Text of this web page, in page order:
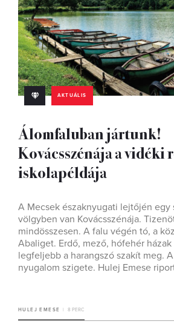
AKTUÁLIS
Álomfaluban jártunk!
Kovácsszénája a
iskolapéldája
A Mecsek északnyugati lejtőjén egy
völgyben van Kovácsszénája.
mindösszesen. A falu végén tó, a
Abaliget. Erdő, mező, hófehér
legfeljebb a harangszó szakít meg.
nyugalom szigete. Hulej Emese
HULEJ EMESE 8 PERC